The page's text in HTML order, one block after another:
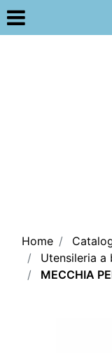
Open
Home
Utensileria a
MECCHIA